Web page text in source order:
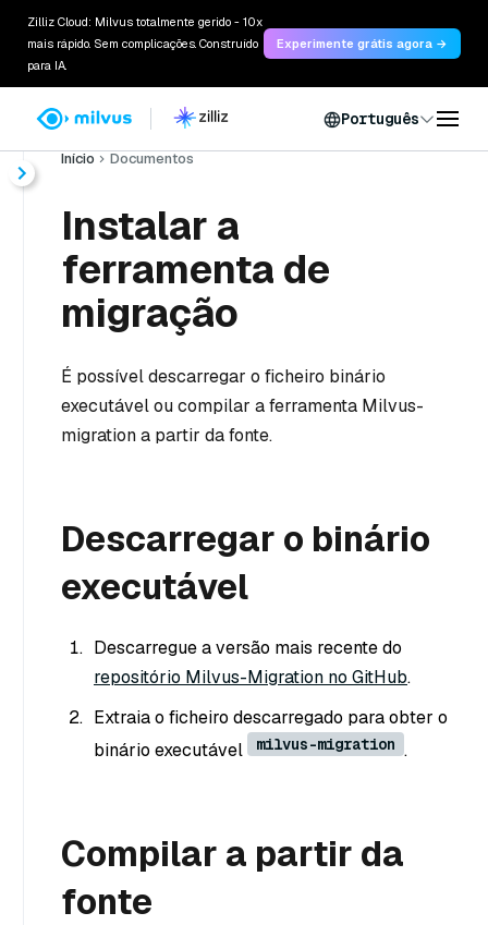
Zilliz Cloud: Milvus totalmente gerido - 10x
mais rápido. Sem complicações. Construído
para IA.
Experimente grátis agora →
Português
Início Documentos
Instalar a
ferramenta de
migração
É possível descarregar o ficheiro binário
executável ou compilar a ferramenta Milvus-
migration a partir da fonte.
Descarregar o binário
executável
Descarregue a versão mais recente do
repositório Milvus-Migration no GitHub.
Extraia o ficheiro descarregado para obter o
binário executável
milvus-migration .
Compilar a partir da
fonte